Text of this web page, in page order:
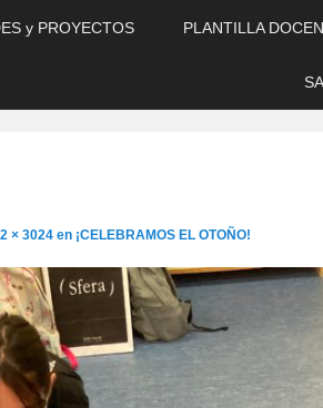
y PROYECTOS PLANTILLA
× 3024 en ¡CELEBRAMOS EL OTOÑO!